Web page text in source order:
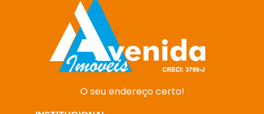
O seu endereço certo!